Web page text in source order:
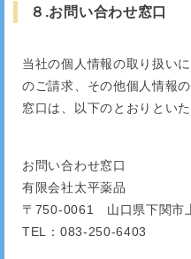
８.お問い合わせ窓口
当社の個人情報の取り扱い
のご請求、その他個人情報
窓口は、以下のとおりといた
お問い合わせ窓口
有限会社太平薬品
〒750-0061 山口県下関市
TEL：083-250-6403